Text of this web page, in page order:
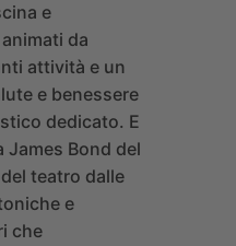
e
da
attività e un
e benessere
dedicato. E
James Bond del
teatro dalle
e
che